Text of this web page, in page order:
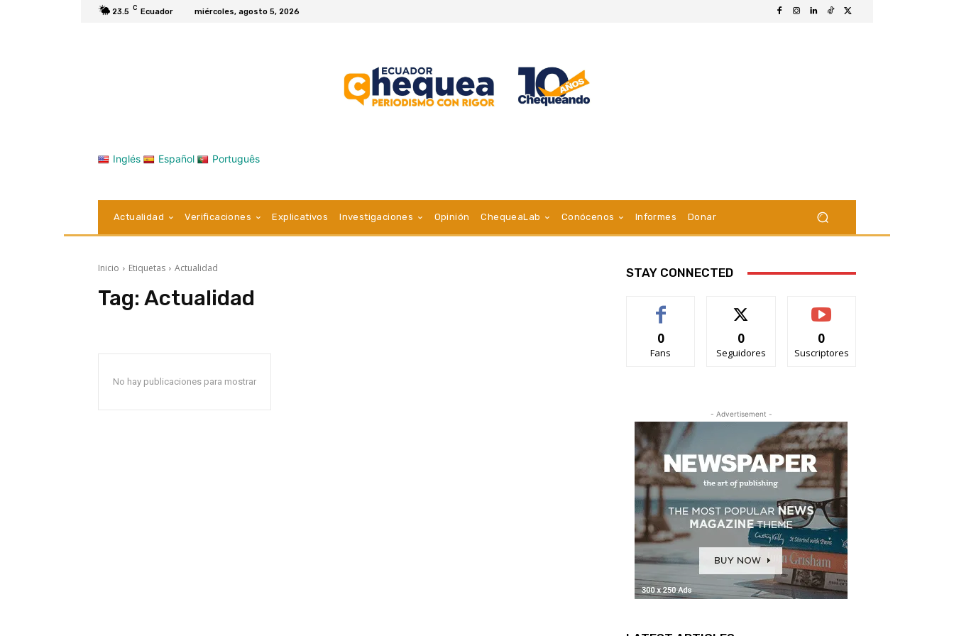
23.5 C Ecuador miércoles, agosto 5, 2026
Inglés Español Português
Actualidad Verificaciones Explicativos Investigaciones Opinión ChequeaLab Conócenos Informes Donar
Inicio Etiquetas Actualidad
Tag: Actualidad
No hay publicaciones para mostrar
STAY CONNECTED
0
Fans
0
Seguidores
0
Suscriptores
- Advertisement -